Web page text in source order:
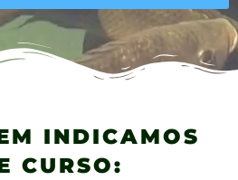
INDICAMOS
CURSO: